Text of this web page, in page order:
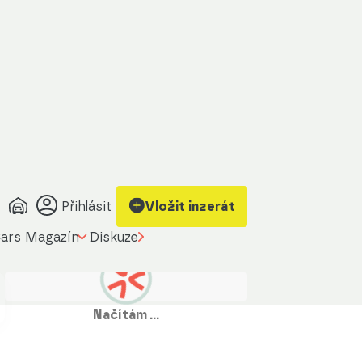
Přihlásit Vložit inzerát
Magazín Diskuze
Načítám …